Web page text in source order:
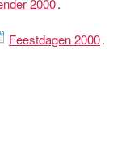
2000.
Feestdagen 2000.